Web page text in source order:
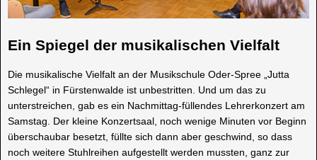
Ein Spiegel der musikalischen Vielfalt
Die musikalische Vielfalt an der Musikschule Oder-Spree „Jutta
Schlegel“ in Fürstenwalde ist unbestritten. Und um das zu
unterstreichen, gab es ein Nachmittag-füllendes Lehrerkonzert am
Samstag. Der kleine Konzertsaal, noch wenige Minuten vor Beginn
überschaubar besetzt, füllte sich dann aber geschwind, so dass
noch weitere Stuhlreihen aufgestellt werden mussten, ganz zur